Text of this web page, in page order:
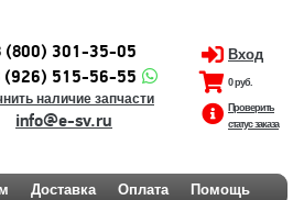
(800) 301-35-05
(926) 515-56-55
наличие запчасти
info@e-sv.ru
Вход
0 руб.
Проверить
статус заказа
Доставка Оплата Помощь